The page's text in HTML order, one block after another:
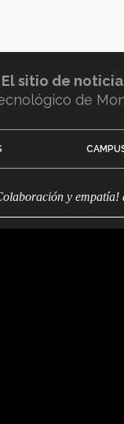
El sitio de
de
¡Colaboración y